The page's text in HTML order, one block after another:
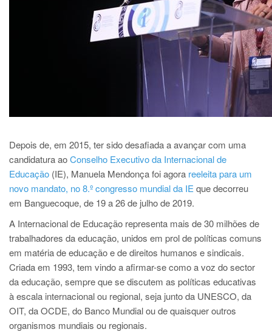
Depois de, em 2015, ter sido desafiada a avançar com uma
candidatura aoConselho Executivo da Internacional de
Educação (IE), Manuela Mendonça foi agora reeleita para um
novo mandato, no 8.º congresso mundial da IE que decorreu
em Banguecoque, de 19 a 26 de julho de 2019.
A Internacional de Educação representa mais de 30 milhões de
trabalhadores da educação, unidos em prol de políticas comuns
em matéria de educação e de direitos humanos e sindicais.
Criada em 1993, tem vindo a afirmar-se como a voz do sector
da educação, sempre que se discutem as políticas educativas
à escala internacional ou regional, seja junto da UNESCO, da
OIT, da OCDE, do Banco Mundial ou de quaisquer outros
organismos mundiais ou regionais.